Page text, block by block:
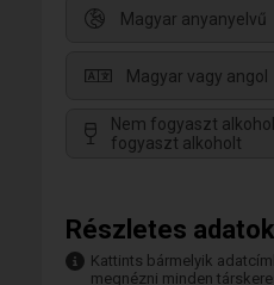
Magyar anyanyelvű
Magyar vagy angol
Nem fogyaszt
fogyaszt alkoholt
Részletes adatok
Kattints bármelyik
megnézni minden